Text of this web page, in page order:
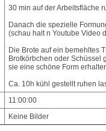
30 min auf der Arbeitsfläche
Danach die spezielle
(schau halt n Youtube Video
Die Brote auf ein bemehltes
Brotkörbchen oder Schüssel
sie eine schöne Form
Ca. 10h kühl gestellt ruhen
11:00:00
Keine Bilder